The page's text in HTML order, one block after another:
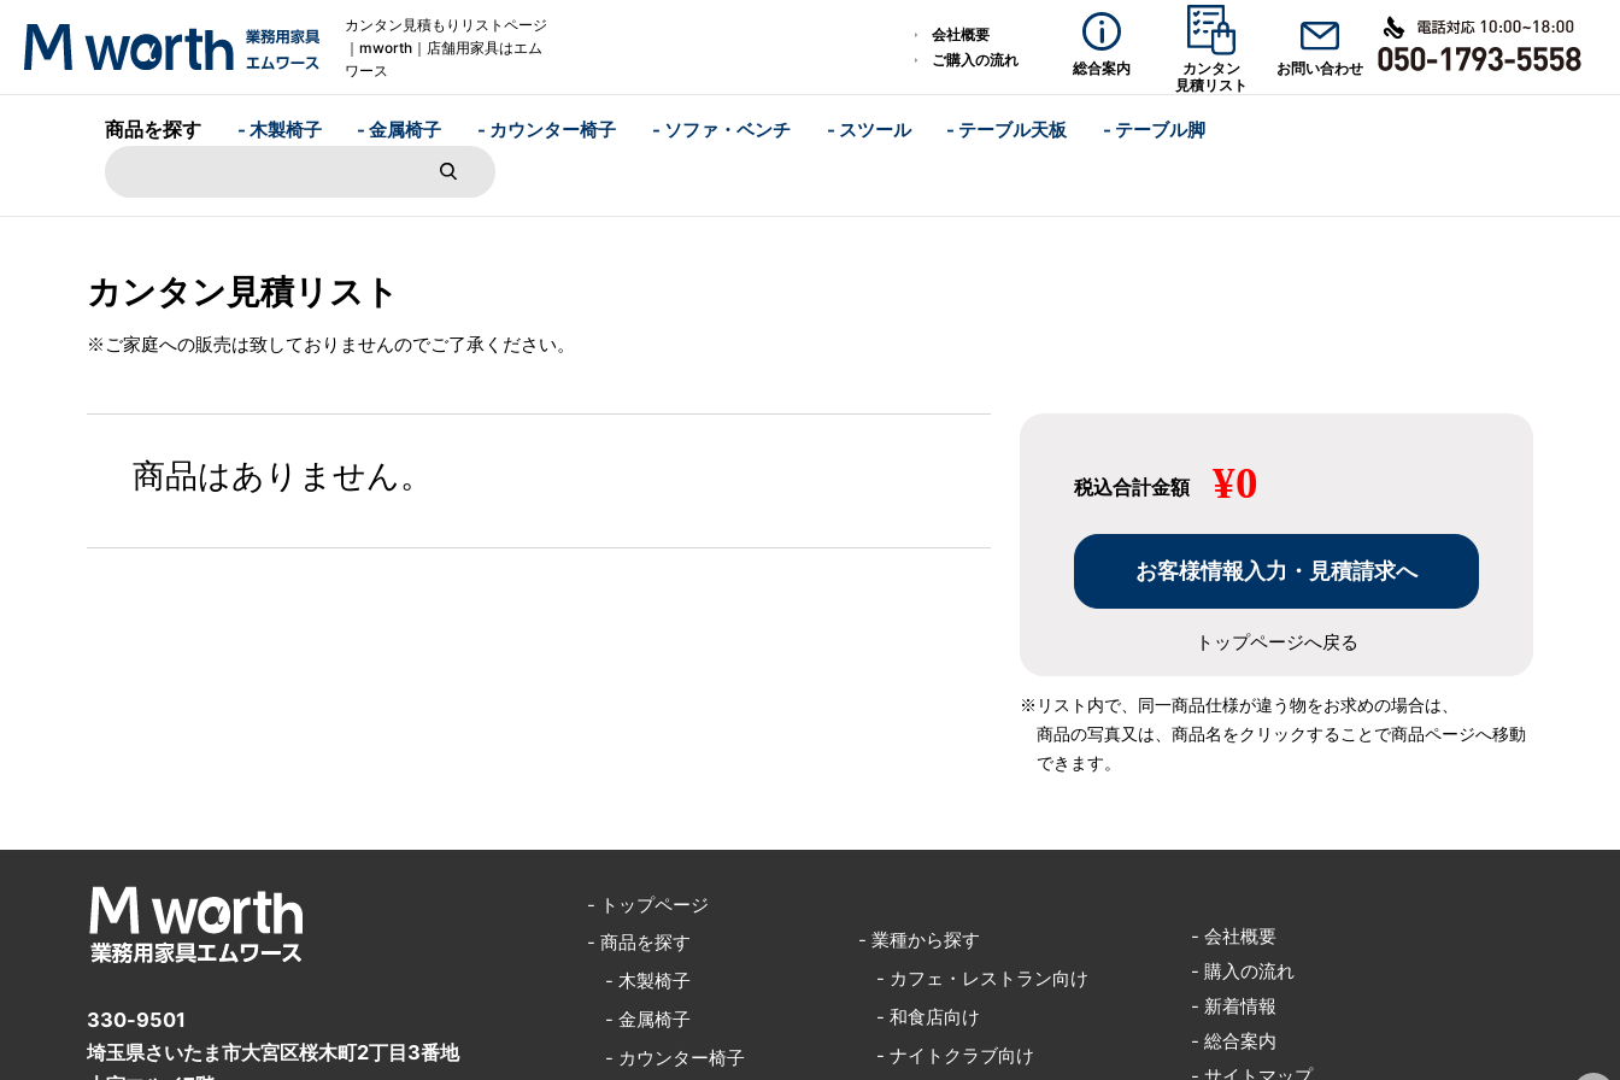
カンタン見積もりリストページ
｜mworth｜店舗用家具はエム
ワース
会社概要
ご購入の流れ
総合案内
カンタン
見積リスト
お問い合わせ
商品を探す - 木製椅子 - 金属椅子 - カウンター椅子 - ソファ・ベンチ - スツール - テーブル天板 - テーブル脚
カンタン見積リスト
※ご家庭への販売は致しておりませんのでご了承ください。
商品はありません。 税込合計金額 ¥0
トップページへ戻る
※リスト内で、同一商品仕様が違う物をお求めの場合は、
商品の写真又は、商品名をクリックすることで商品ページへ移動
できます。
330-9501
埼玉県さいたま市大宮区桜木町2丁目3番地
- トップページ
- 商品を探す
- 木製椅子
- 金属椅子
- カウンター椅子
- 業種から探す
- カフェ・レストラン向け
- 和食店向け
- ナイトクラブ向け
- 会社概要
- 購入の流れ
- 新着情報
- 総合案内